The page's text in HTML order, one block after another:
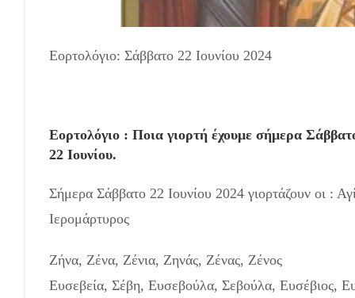
Εορτολόγιο: Σάββατο 22 Ιουνίου 2024
Εορτολόγιο : Ποια γιορτή έχουμε σήμερα
22 Ιουνίου.
Σήμερα Σάββατο 22 Ιουνίου 2024 γιορτάζουν οι :
Ιερομάρτυρος
Ζήνα, Ζένα, Ζένια, Ζηνάς, Ζένας, Ζένος
Ευσεβεία, Σέβη, Ευσεβούλα, Σεβούλα, Ευσέβιος,